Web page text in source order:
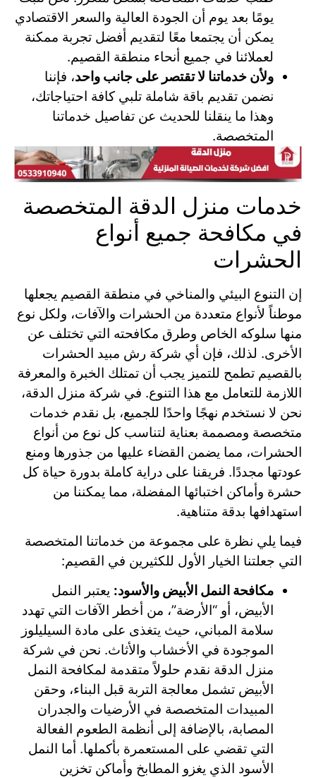
يومًا بعد يوم أن الجودة العالية والسعر الاقتصادي
يمكن أن يجتمعا معًا لتقديم أفضل تجربة ممكنة
لعملائنا في جميع أنحاء منطقة القصيم.
ولأن خدماتنا لا تقتصر على جانب واحد، فإننا
نضمن تقديم باقة شاملة تلبي كافة احتياجاتك،
وهذا ما ينقلنا للحديث عن تفاصيل خدماتنا
المتخصصة.
خدمات منزل الدقة المتخصصة
في مكافحة جميع أنواع
الحشرات
إن التنوع البيئي والمناخي في منطقة القصيم يجعلها
موطناً لأنواع متعددة من الحشرات والآفات، ولكل نوع
منها سلوكه الخاص وطرق مكافحته التي تختلف عن
الأخرى. لذلك، فإن أي شركة رش مبيد الحشرات
بالقصيم تطمح للتميز يجب أن تمتلك الخبرة والمعرفة
اللازمة للتعامل مع هذا التنوع. في شركة منزل الدقة،
نحن لا نستخدم نهجًا واحدًا للجميع، بل نقدم خدمات
متخصصة ومصممة بعناية لتناسب كل نوع من أنواع
الحشرات، مما يضمن القضاء عليها من جذورها ومنع
عودتها مجددًا. فريقنا على دراية كاملة بدورة حياة كل
حشرة وأماكن اختبائها المفضلة، مما يمكننا من
استهدافها بدقة متناهية.
فيما يلي نظرة على مجموعة من خدماتنا المتخصصة
التي جعلتنا الخيار الأول للكثيرين في القصيم:
مكافحة النمل الأبيض والأسود: يعتبر النمل
الأبيض، أو “الأرضة”، من أخطر الآفات التي تهدد
سلامة المباني، حيث يتغذى على مادة السيليلوز
الموجودة في الأخشاب والأثاث. نحن في شركة
منزل الدقة نقدم حلولاً متقدمة لمكافحة النمل
الأبيض تشمل معالجة التربة قبل البناء، وحقن
المبيدات المتخصصة في الأرضيات والجدران
المصابة، بالإضافة إلى أنظمة الطعوم الفعالة
التي تقضي على المستعمرة بأكملها. أما النمل
الأسود الذي يغزو المطابخ وأماكن تخزين